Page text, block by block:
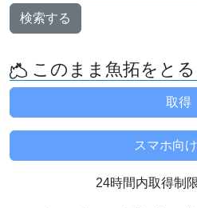
検索する
このまま魚拓をとる
24時間内取得制